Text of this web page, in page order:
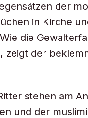
der
in Kirche
die
zeigt der
stehen am
und der